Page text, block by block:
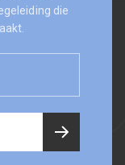
die